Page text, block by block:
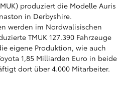
produziert die Modelle Auris
in Derbyshire.
werden im Nordwalisischen
TMUK 127.390 Fahrzeuge
eigene Produktion, wie auch
1,85 Milliarden Euro in beide
dort über 4.000 Mitarbeiter.